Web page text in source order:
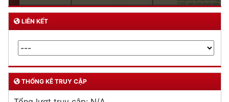
LIÊN KẾT
THỐNG KÊ TRUY CẬP